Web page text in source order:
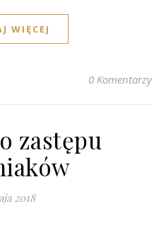
WIĘCEJ
0 Komentarzy
zastępu
2018